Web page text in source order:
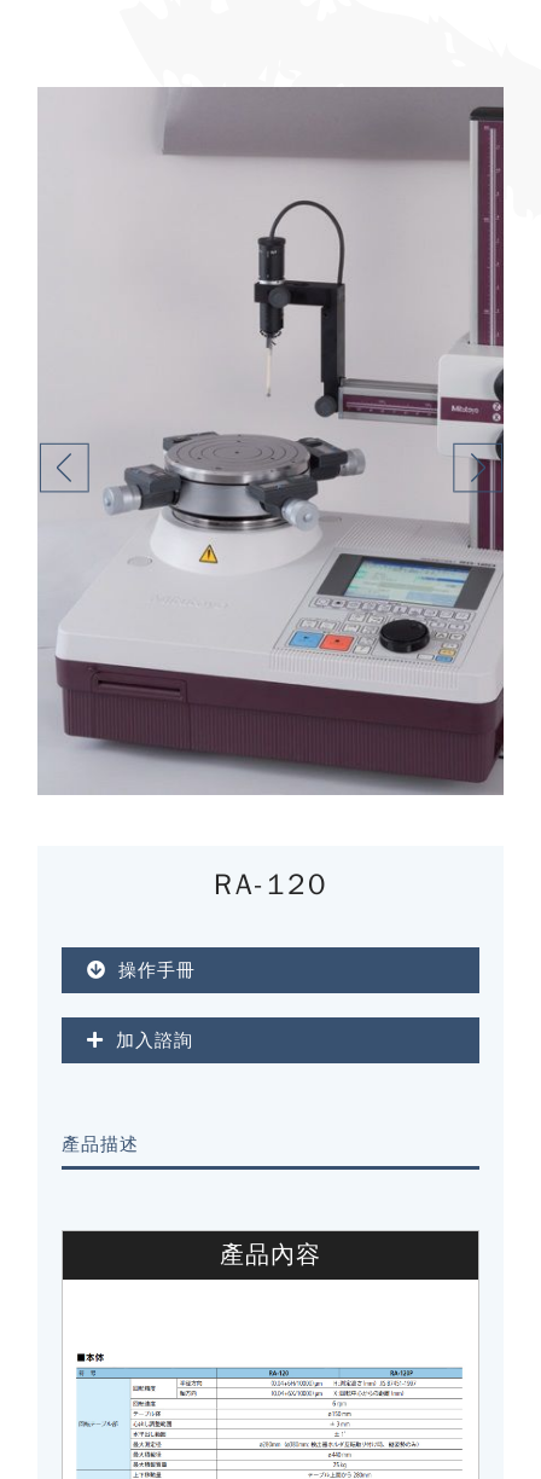
RA-120
操作手冊
加入諮詢
產品描述
產品內容